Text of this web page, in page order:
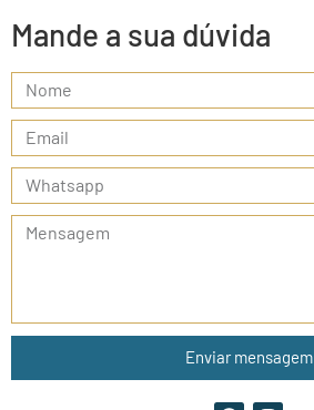
Mande a sua dúvida
Enviar mensagem